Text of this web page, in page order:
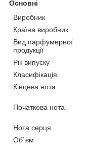
Основні
Виробник
Країна виробник
Вид парфумерної
продукції
Рік випуску
Класифікація
Кінцева нота
Початкова нота
Нота серця
Об`єм